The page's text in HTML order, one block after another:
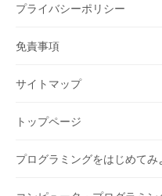
プライバシーポリシー
免責事項
サイトマップ
トップページ
プログラミングをはじめてみ